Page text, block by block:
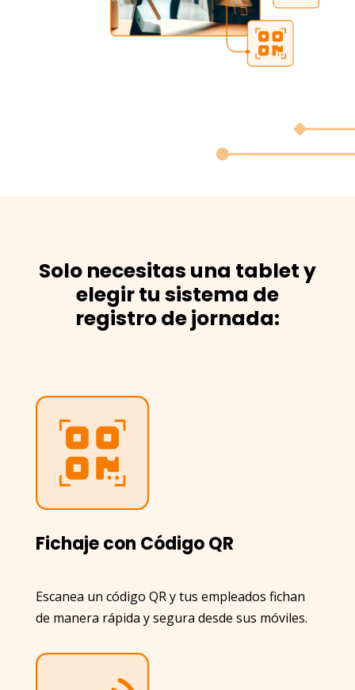
Solo necesitas una tablet y
elegir tu sistema de
registro de jornada:
Fichaje con Código QR
Escanea un código QR y tus empleados fichan
de manera rápida y segura desde sus móviles.